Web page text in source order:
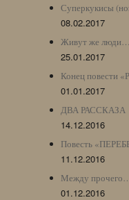
Суперкукисы
08.02.2017
Живут же люди…
25.01.2017
Конец повести
01.01.2017
ДВА РАССКАЗА
14.12.2016
Повесть
11.12.2016
Между
01.12.2016